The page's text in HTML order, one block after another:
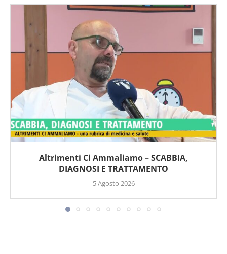
Altrimenti Ci Ammaliamo – SCABBIA,
DIAGNOSI E TRATTAMENTO
5 Agosto 2026